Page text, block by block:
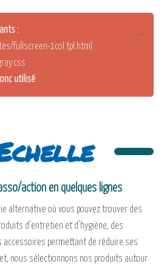
×
:
fullscreen-1col.tpl.html
utilisé.
action en quelques lignes
alternative où vous pouvez trouver des
d'entretien et d'hygiène, des
permettant de réduire ses
nous sélectionnons nos produits autour